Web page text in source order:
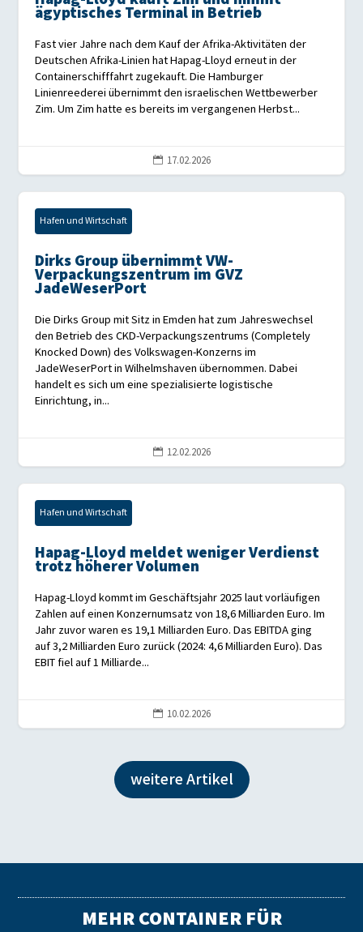
ägyptisches Terminal in Betrieb
Fast vier Jahre nach dem Kauf der Afrika-Aktivitäten der
Deutschen Afrika-Linien hat Hapag-Lloyd erneut in der
Containerschifffahrt zugekauft. Die Hamburger
Linienreederei übernimmt den israelischen Wettbewerber
Zim. Um Zim hatte es bereits im vergangenen Herbst...
 17.02.2026
Hafen und Wirtschaft
Dirks Group übernimmt VW-
Verpackungszentrum im GVZ
JadeWeserPort
Die Dirks Group mit Sitz in Emden hat zum Jahreswechsel
den Betrieb des CKD-Verpackungszentrums (Completely
Knocked Down) des Volkswagen-Konzerns im
JadeWeserPort in Wilhelmshaven übernommen. Dabei
handelt es sich um eine spezialisierte logistische
Einrichtung, in...
 12.02.2026
Hafen und Wirtschaft
Hapag-Lloyd meldet weniger Verdienst
trotz höherer Volumen
Hapag-Lloyd kommt im Geschäftsjahr 2025 laut vorläufigen
Zahlen auf einen Konzernumsatz von 18,6 Milliarden Euro. Im
Jahr zuvor waren es 19,1 Milliarden Euro. Das EBITDA ging
auf 3,2 Milliarden Euro zurück (2024: 4,6 Milliarden Euro). Das
EBIT fiel auf 1 Milliarde...
 10.02.2026
weitere Artikel
MEHR CONTAINER FÜR